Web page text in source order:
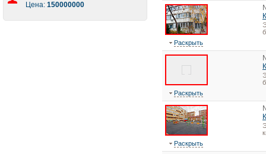
Цена: 150000000
Раскрыть
Раскрыть
Раскрыть